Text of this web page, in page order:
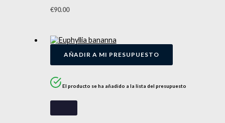
€90.00
AÑADIR A MI PRESUPUESTO
El producto se ha añadido a la lista del presupuesto